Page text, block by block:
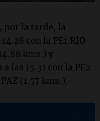
por la tarde, la
con la PE1 RÍO
kms.) y
las 15.31 con la PE2
(1.57 kms.).